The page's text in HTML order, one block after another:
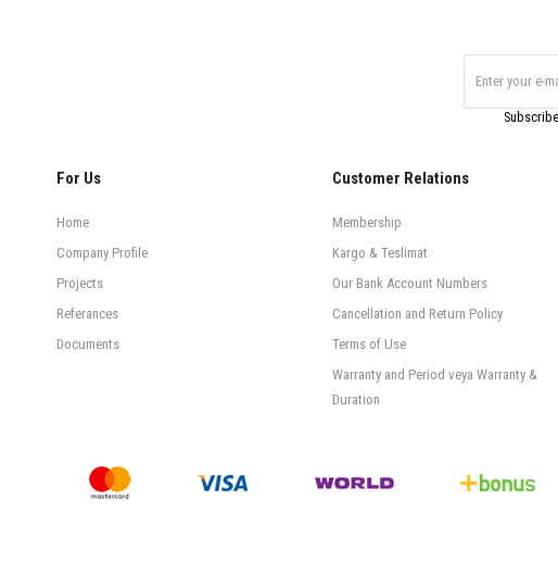
For Us
Home
Company Profile
Projects
Referances
Documents
Customer Relations
Membership
Kargo & Teslimat
Our Bank Account Numbers
Cancellation and Return Policy
Terms of Use
Warranty and Period veya Warranty &
Duration